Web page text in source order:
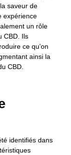
saveur de
expérience
un rôle
CBD. Ils
ce qu’on
ainsi la
CBD.
identifiés dans